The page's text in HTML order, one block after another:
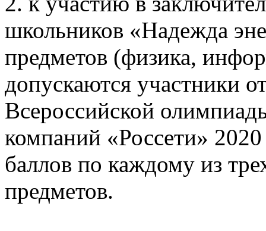
школьников «Надежда
предметов (физика,
допускаются участники
Всероссийской
компаний «Россети»
баллов по каждому из
предметов.